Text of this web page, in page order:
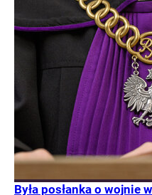
Była posłanka o wojnie